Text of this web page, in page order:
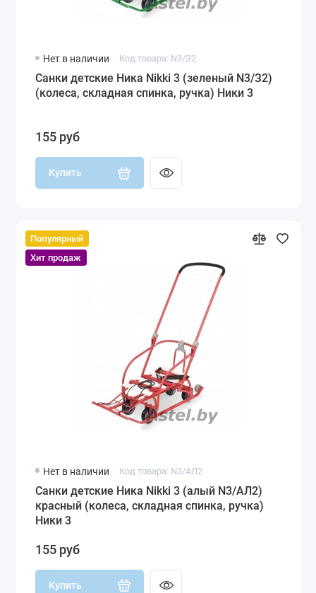
Нет в наличии Код товара: N3/З2
Санки детские Ника Nikki 3 (зеленый N3/З2)
(колеса, складная спинка, ручка) Ники 3
155 руб
Купить
Популярный
Хит продаж
Нет в наличии Код товара: N3/АЛ2
Санки детские Ника Nikki 3 (алый N3/АЛ2)
красный (колеса, складная спинка, ручка)
Ники 3
155 руб
Купить